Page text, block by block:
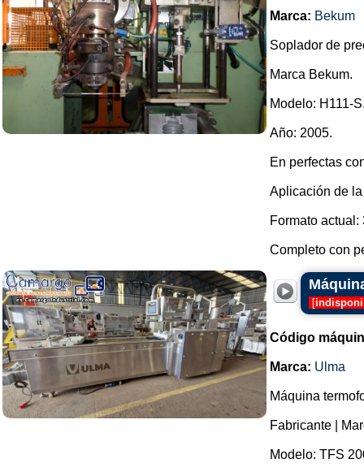
Marca: Bekum
Soplador de
Marca Bekum.
Modelo: H111-
Año: 2005.
En perfectas
Aplicación de
Formato actual:
Completo con
[
Código
Marca: Ulma
Máquina
Fabricante |
Modelo: TFS